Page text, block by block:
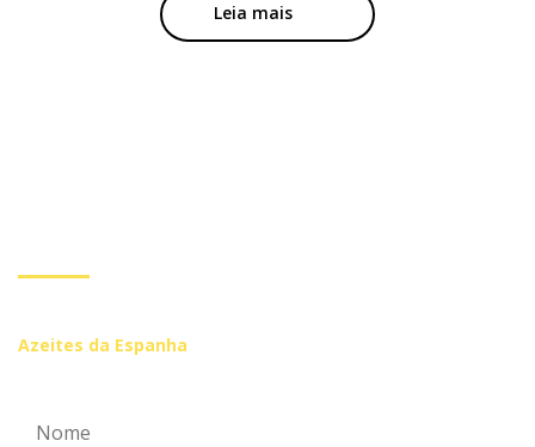
Leia mais
Azeites da Espanha